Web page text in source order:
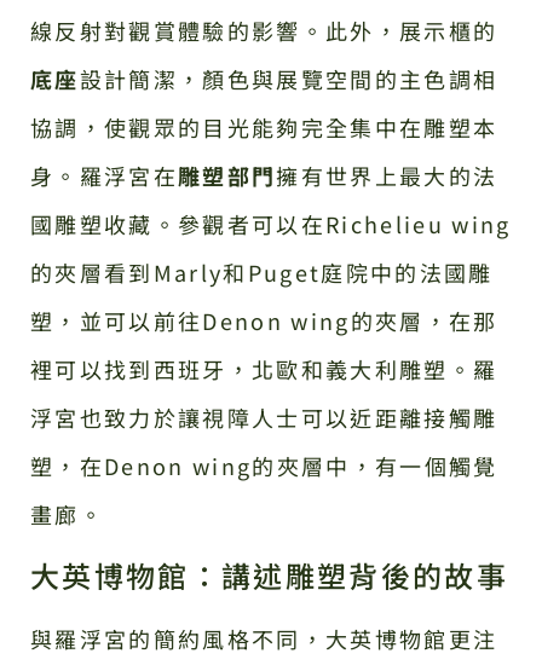
線反射對觀賞體驗的影響。此外，展示櫃的
底座設計簡潔，顏色與展覽空間的主色調相
協調，使觀眾的目光能夠完全集中在雕塑本
身。羅浮宮在雕塑部門擁有世界上最大的法
國雕塑收藏。參觀者可以在Richelieu wing
的夾層看到Marly和Puget庭院中的法國雕
塑，並可以前往Denon wing的夾層，在那
裡可以找到西班牙，北歐和義大利雕塑。羅
浮宮也致力於讓視障人士可以近距離接觸雕
塑，在Denon wing的夾層中，有一個觸覺
畫廊。
大英博物館：講述雕塑背後的故事
與羅浮宮的簡約風格不同，大英博物館更注